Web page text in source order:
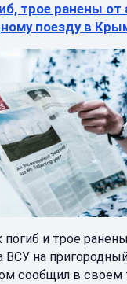
трое ранены
поезду в
и трое
ВСУ на
сообщил в своем